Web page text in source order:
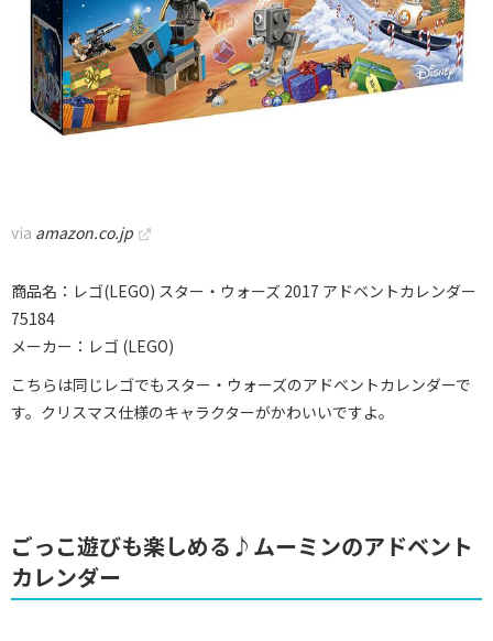
via amazon.co.jp
商品名：レゴ(LEGO) スター・ウォーズ 2017 アドベントカレンダー
75184
メーカー：レゴ (LEGO)
こちらは同じレゴでもスター・ウォーズのアドベントカレンダーで
す。クリスマス仕様のキャラクターがかわいいですよ。
ごっこ遊びも楽しめる♪ムーミンのアドベント
カレンダー